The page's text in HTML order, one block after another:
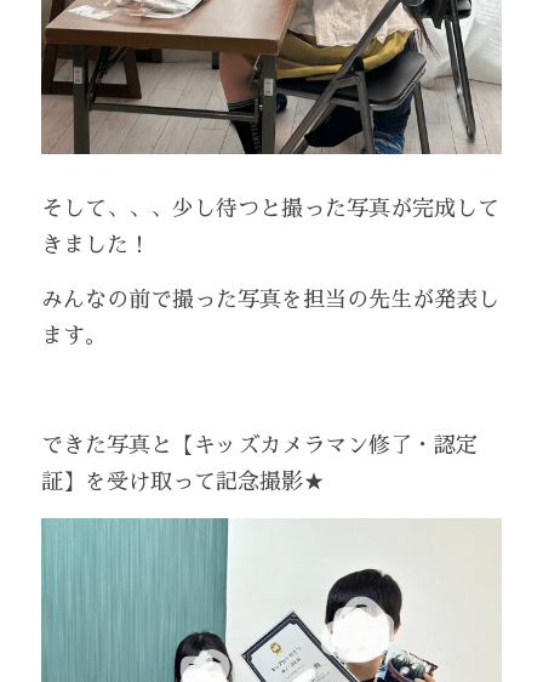
そして、、、少し待つと撮った写真が完成して
きました！
みんなの前で撮った写真を担当の先生が発表し
ます。
できた写真と【キッズカメラマン修了・認定
証】を受け取って記念撮影★